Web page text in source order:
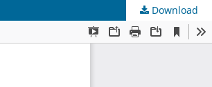
Download